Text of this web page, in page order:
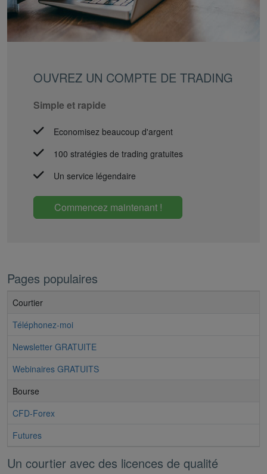
OUVREZ UN COMPTE DE TRADING
Simple et rapide
Economisez beaucoup d'argent
100 stratégies de trading gratuites
Un service légendaire
Commencez maintenant !
Pages populaires
Courtier
Téléphonez-moi
Newsletter GRATUITE
Webinaires GRATUITS
Bourse
CFD-Forex
Futures
Un courtier avec des licences de qualité